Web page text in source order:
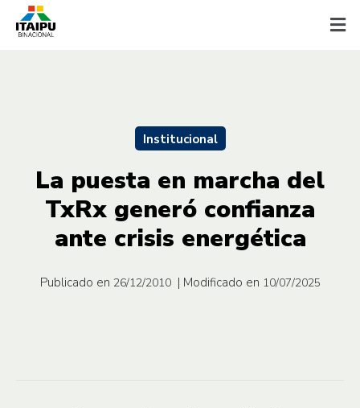
Institucional
La puesta en marcha del
TxRx generó confianza
ante crisis energética
Publicado en 26/12/2010 | Modificado en 10/07/2025